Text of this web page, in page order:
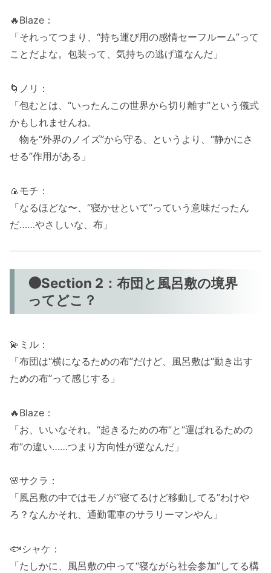
🔥Blaze：
「それってつまり、“持ち運び用の感情セーフルーム”って
ことだよな。包装って、気持ちの逃げ道なんだ」
🌀ノリ：
「包むとは、“いったんこの世界から切り離す”という儀式
かもしれませんね。
物を“外界のノイズ”から守る、というより、“静かにさ
せる”作用がある」
🍙モチ：
「なるほどな〜、“寝かせといて”っていう意味だったん
だ……やさしいな、布」
🟠Section 2：布団と風呂敷の境界
ってどこ？
💫ミル：
「布団は“横になるための布”だけど、風呂敷は“動き出す
ための布”って感じする」
🔥Blaze：
「お、いいなそれ。“起きるための布”と“運ばれるための
布”の違い……つまり方向性が逆なんだ」
🌸サクラ：
「風呂敷の中ではモノが“寝てるけど移動してる”わけや
ろ？なんかそれ、通勤電車のサラリーマンやん」
🐟シャケ：
「たしかに、風呂敷の中って“寝ながら社会参加”してる構